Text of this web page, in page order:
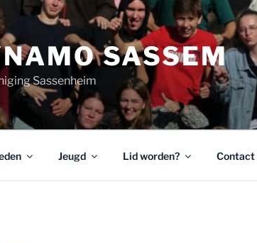
SASSEM
Sassenheim
Jeugd Lid worden? Contact